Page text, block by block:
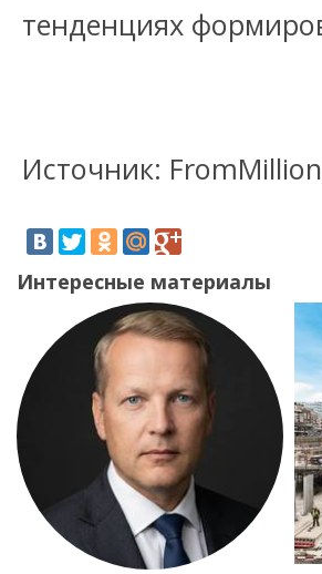
тенденциях
Источник:
Интересные материалы